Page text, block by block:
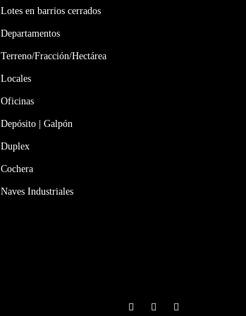
Lotes en barrios cerrados
Departamentos
Terreno/Fracción/Hectárea
Locales
Oficinas
Depósito | Galpón
Duplex
Cochera
Naves Industriales